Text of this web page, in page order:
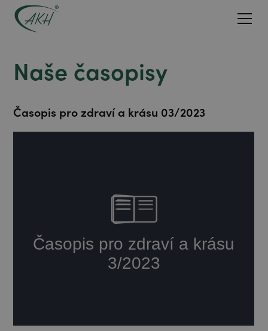
Naše časopisy
Časopis pro zdraví a krásu 03/2023